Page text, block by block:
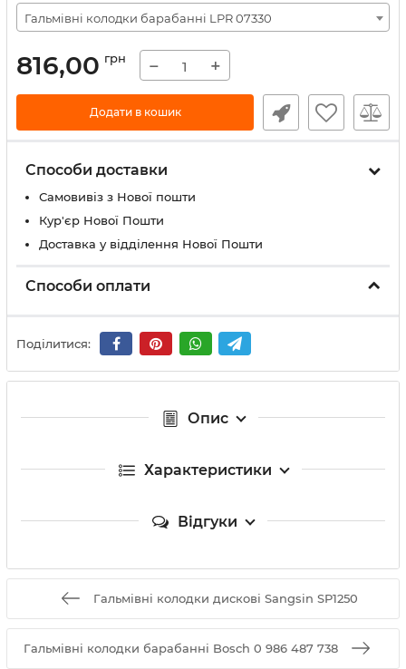
Гальмівні колодки барабанні LPR 07330
816,00 грн − +
Додати в кошик
Способи доставки
Самовивіз з Нової пошти
Кур'єр Нової Пошти
Доставка у відділення Нової Пошти
Способи оплати
Поділитися:
Опис
Характеристики
Відгуки
Гальмівні колодки дискові Sangsin SP1250
Гальмівні колодки барабанні Bosch 0 986 487 738